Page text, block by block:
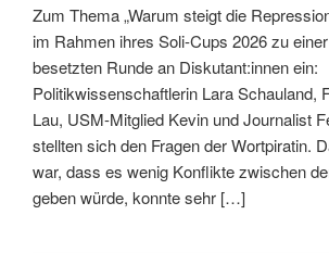
Zum Thema „Warum steigt die
im Rahmen ihres Soli-Cups 2026 zu
besetzten Runde an Diskutant:innen ein:
Politikwissenschaftlerin Lara Schauland,
Lau, USM-Mitglied Kevin und Journalist
stellten sich den Fragen der Wortpiratin.
war, dass es wenig Konflikte zwischen
geben würde, konnte sehr […]